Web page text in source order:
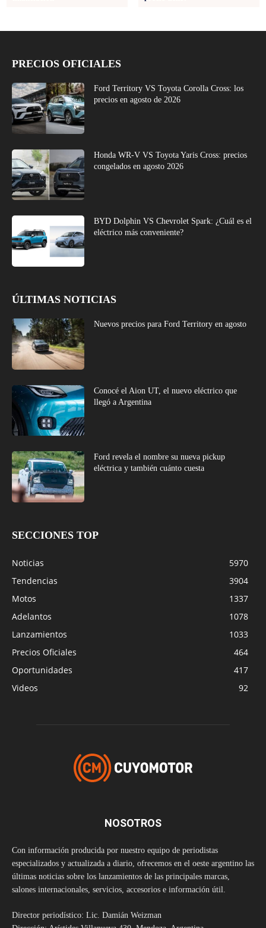
PRECIOS OFICIALES
Ford Territory VS Toyota Corolla Cross: los
precios en agosto de 2026
Honda WR-V VS Toyota Yaris Cross: precios
congelados en agosto 2026
BYD Dolphin VS Chevrolet Spark: ¿Cuál es el
eléctrico más conveniente?
ÚLTIMAS NOTICIAS
Nuevos precios para Ford Territory en agosto
Conocé el Aion UT, el nuevo eléctrico que
llegó a Argentina
Ford revela el nombre su nueva pickup
eléctrica y también cuánto cuesta
SECCIONES TOP
Noticias
5970
Tendencias
3904
Motos
1337
Adelantos
1078
Lanzamientos
1033
Precios Oficiales
464
Oportunidades
417
Videos
92
NOSOTROS
Con información producida por nuestro equipo de periodistas
especializados y actualizada a diario, ofrecemos en el oeste argentino las
últimas noticias sobre los lanzamientos de las principales marcas,
salones internacionales, servicios, accesorios e información útil.
Director periodístico: Lic. Damián Weizman